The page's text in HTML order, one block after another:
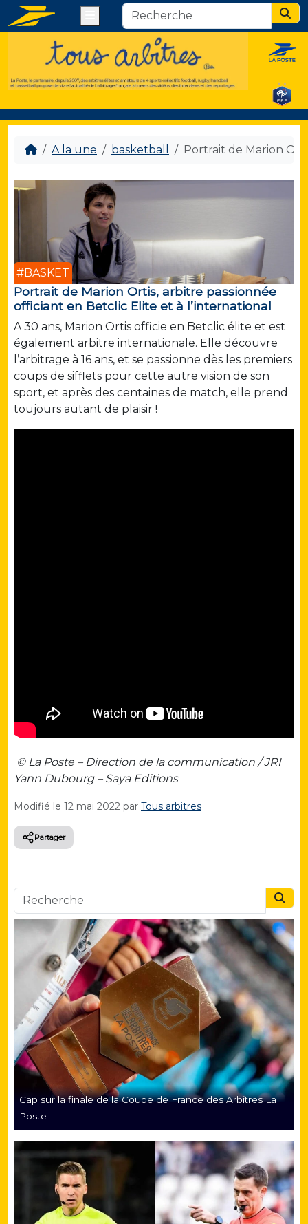
A la une basketball Portrait de Marion
#BASKET
Portrait de Marion Ortis, arbitre passionnée
officiant en Betclic Elite et à l’international
A 30 ans, Marion Ortis officie en Betclic élite et est
également arbitre internationale. Elle découvre
l’arbitrage à 16 ans, et se passionne dès les premiers
coups de sifflets pour cette autre vision de son
sport, et après des centaines de match, elle prend
toujours autant de plaisir !
© La Poste – Direction de la communication / JRI
Yann Dubourg – Saya Editions
Modifié le 12 mai 2022 par Tous arbitres
Partager
Cap sur la finale de la Coupe de France des Arbitres La
Poste